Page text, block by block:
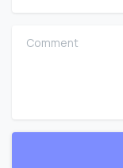
Comment